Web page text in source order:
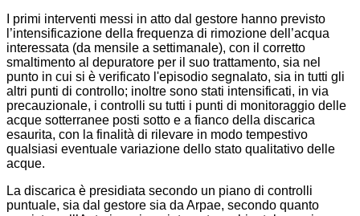
I primi interventi messi in atto dal gestore hanno previsto
l’intensificazione della frequenza di rimozione dell’acqua
interessata (da mensile a settimanale), con il corretto
smaltimento al depuratore per il suo trattamento, sia nel
punto in cui si è verificato l'episodio segnalato, sia in tutti gli
altri punti di controllo; inoltre sono stati intensificati, in via
precauzionale, i controlli su tutti i punti di monitoraggio delle
acque sotterranee posti sotto e a fianco della discarica
esaurita, con la finalità di rilevare in modo tempestivo
qualsiasi eventuale variazione dello stato qualitativo delle
acque.
La discarica è presidiata secondo un piano di controlli
puntuale, sia dal gestore sia da Arpae, secondo quanto